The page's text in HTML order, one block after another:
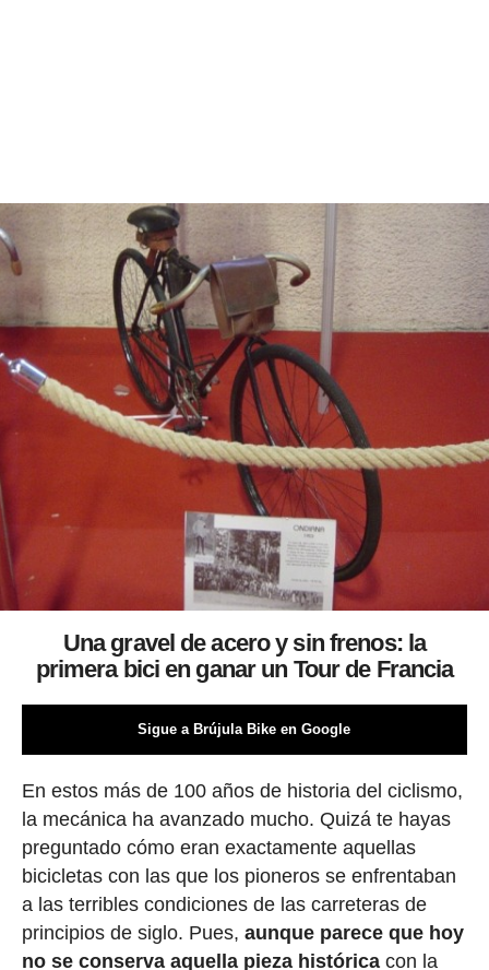
Una gravel de acero y sin frenos: la
primera bici en ganar un Tour de Francia
Sigue a Brújula Bike en Google
En estos más de 100 años de historia del ciclismo,
la mecánica ha avanzado mucho. Quizá te hayas
preguntado cómo eran exactamente aquellas
bicicletas con las que los pioneros se enfrentaban
a las terribles condiciones de las carreteras de
principios de siglo. Pues, aunque parece que hoy
no se conserva aquella pieza históricacon la